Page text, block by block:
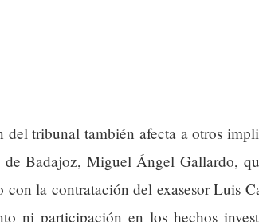
del tribunal también afecta a otros
Badajoz, Miguel Ángel Gallardo,
con la contratación del exasesor Luis
ni participación en los hechos